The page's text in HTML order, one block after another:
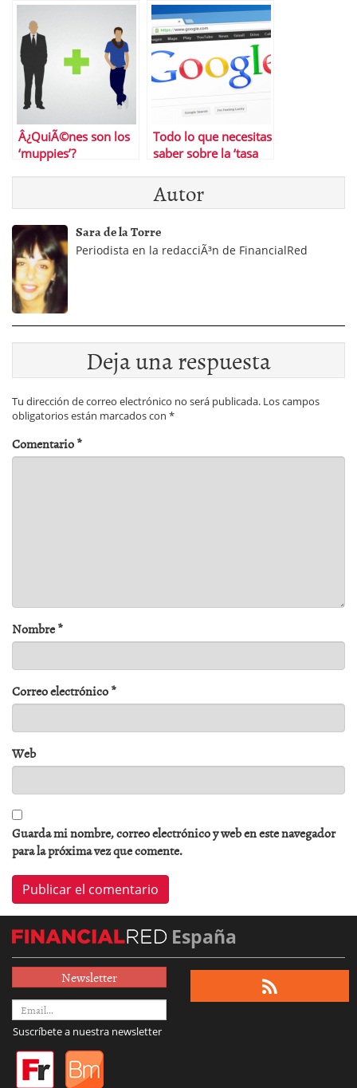
Â¿QuiÃ©nes son los
‘muppies’?
Todo lo que necesitas
saber sobre la ‘tasa
Autor
Sara de la Torre
Periodista en la redacciÃ³n de FinancialRed
Deja una respuesta
Tu dirección de correo electrónico no será publicada. Los campos
obligatorios están marcados con *
Comentario*
Nombre*
Correo electrónico*
Web
Guarda mi nombre, correo electrónico y web en este navegador
para la próxima vez que comente.
España
Newsletter
Suscríbete a nuestra newsletter